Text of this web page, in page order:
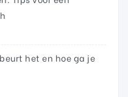
het en hoe ga je